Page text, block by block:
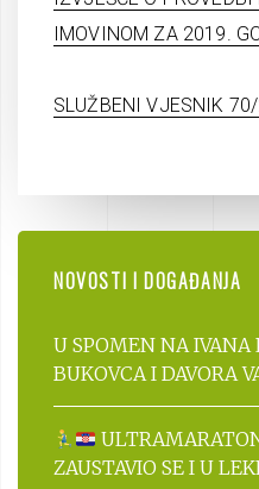
IMOVINOM ZA 2019.
SLUŽBENI VJESNIK 70/
NOVOSTI I DOGAĐANJA
U SPOMEN NA IVANA
BUKOVCA I DAVORA
ZAUSTAVIO SE I U